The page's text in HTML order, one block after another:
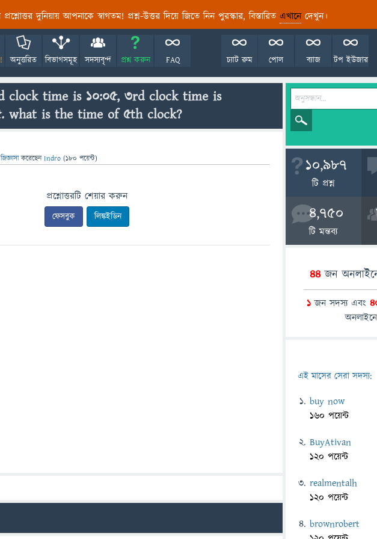
প্রশ্নোত্তর দুনিয়ায় আপনাকে স্বাগতম! প্রশ্ন-উত্তর দিয়ে জিতে নিন পুরস্কার, বিস্তারিত এখানেদেখুন।
অনুত্তরিত বিভাগসমূহ সদস্যবৃন্দ প্রশ্ন করুন FAQ টপ ইউজার
ব্যাজ
পোল
চ্যাট রুম
clock time is 10:05, 3rd clock time is
what is the time of 5th clock?
জিজ্ঞাসাকরেছেনIndro (180 পয়েন্ট)
প্রশ্নোত্তরটি শেয়ার করুন
ফেসবুক লিঙ্কইডিন
10,987
টি প্রশ্ন
4,750
টি মন্তব্য
44জন
1 জন সদস্য এবং
অনলাইনে
এই মাসের সেরা সদস্য:
buy now
160 পয়েন্ট
BuyAtivan
120 পয়েন্ট
realmentalh
120 পয়েন্ট
brownrobert